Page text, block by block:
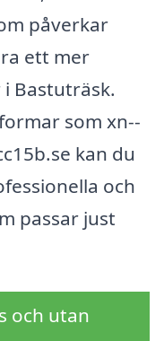
påverkar
ett mer
Bastuträsk.
som xn--
kan du
och
passar just
och utan